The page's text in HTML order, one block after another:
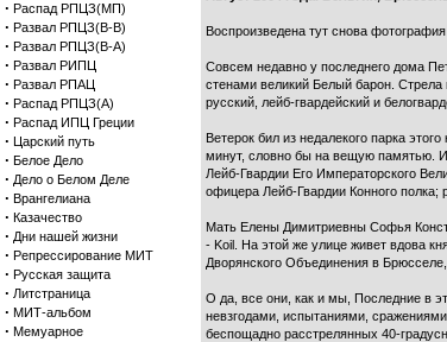
· Распад РПЦЗ(МП)
· Развал РПЦЗ(В-В)
· Развал РПЦЗ(В-А)
· Развал РИПЦ
· Развал РПАЦ
· Распад РПЦЗ(А)
· Распад ИПЦ Греции
· Царский путь
· Белое Дело
· Дело о Белом Деле
· Врангелиана
· Казачество
· Дни нашей жизни
· Репрессирование МИТ
· Русская защита
· Литстраница
· МИТ-альбом
· Мемуарное
Воспроизведена тут снова
Совсем недавно у последнего дома
стенами великий Белый барон. Стрела
русский, лейб-гвардейский и
Ветерок бил из недалекого парка
минут, словно бы на вещую памятью. И
Лейб-Гвардии Его Императорского
офицера Лейб-Гвардии Конного
Мать Елены Димитриевны Софья
- Koil. На этой же улице живет вдова
Дворянского Объединения в
О да, все они, как и мы, Последние в
невзгодами, испытаниями,
беспощадно расстрелянных 40-